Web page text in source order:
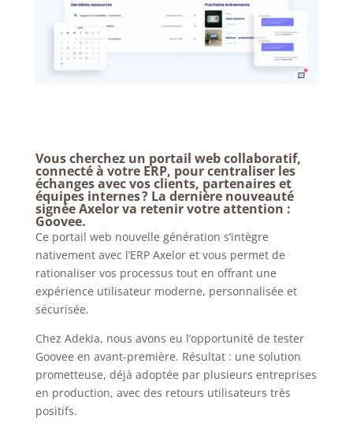
Vous cherchez un portail web collaboratif,
connecté à votre ERP, pour centraliser les
échanges avec vos clients, partenaires et
équipes internes ? La dernière nouveauté
signée Axelor va retenir votre attention :
Goovee.
Ce portail web nouvelle génération s’intègre
nativement avec l’ERP Axelor et vous permet de
rationaliser vos processus tout en offrant une
expérience utilisateur moderne, personnalisée et
sécurisée.
Chez Adekia, nous avons eu l’opportunité de tester
Goovee en avant-première. Résultat : une solution
prometteuse, déjà adoptée par plusieurs entreprises
en production, avec des retours utilisateurs très
positifs.